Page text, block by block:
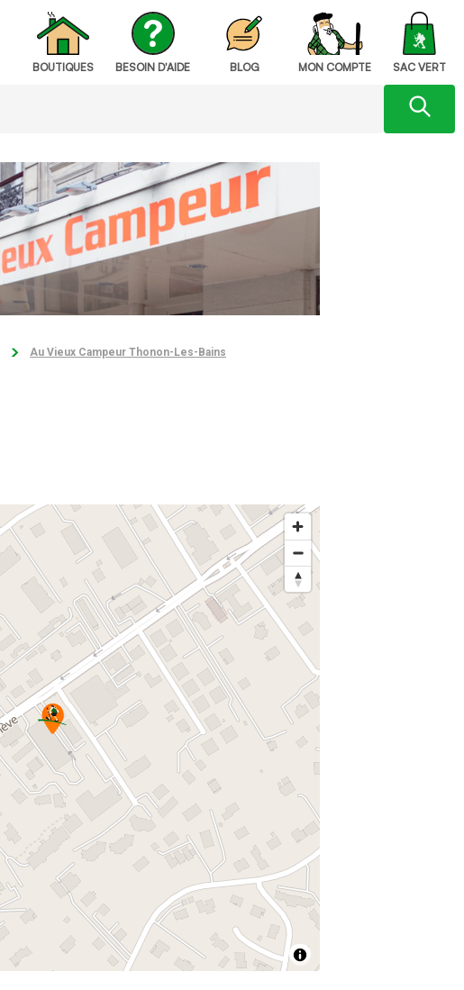
BOUTIQUES BESOIN D'AIDE BLOG MON COMPTE SAC VERT
Au Vieux Campeur Thonon-Les-Bains